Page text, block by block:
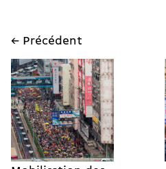
← Précédent